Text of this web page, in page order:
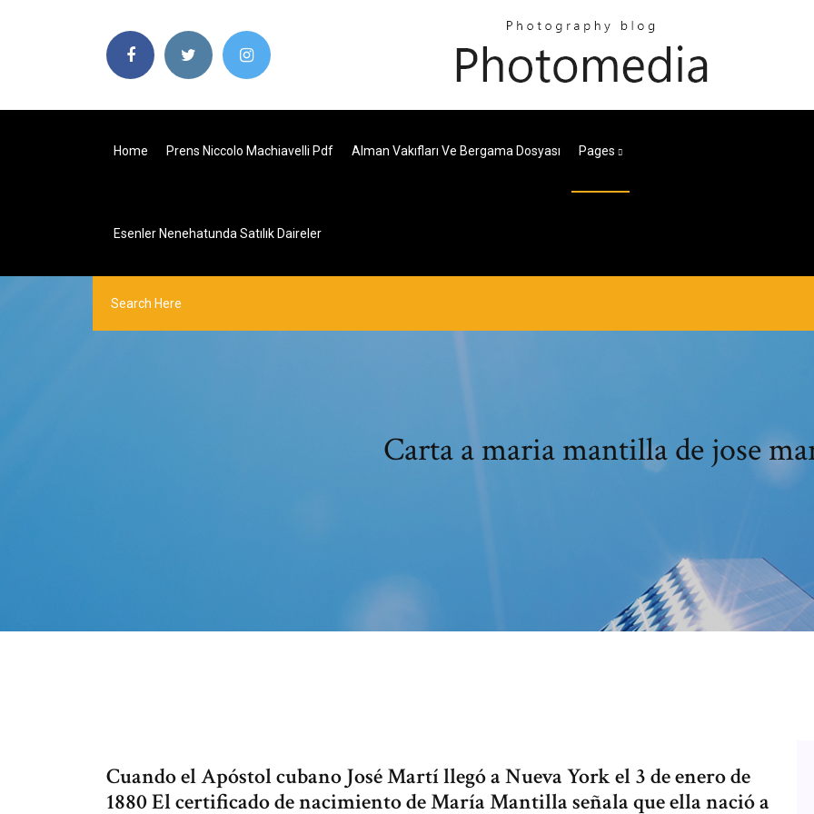
Home Prens Niccolo Machiavelli Pdf Alman Vakıfları Ve Bergama Dosyası Pages
Esenler Nenehatunda Satılık Daireler
Carta a maria mantilla de jose
Cuando el Apóstol cubano José Martí llegó a Nueva York el 3 de enero de
1880 El certificado de nacimiento de María Mantilla señala que ella nació a